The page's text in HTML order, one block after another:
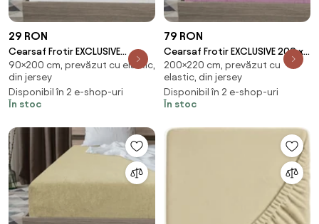
29 RON
Cearsaf Frotir EXCLUSIVE
90x200 cm alb
90×200 cm, prevăzut cu elastic,
din jersey
Disponibil în 2 e-shop-uri
În stoc
79 RON
Cearsaf Frotir EXCLUSIVE 200 x
220 cm roz
200×220 cm, prevăzut cu
elastic, din jersey
Disponibil în 2 e-shop-uri
În stoc